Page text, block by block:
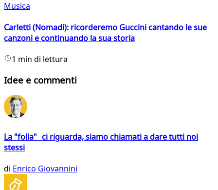
Musica
Carletti (Nomadi): ricorderemo Guccini cantando le sue
canzoni e continuando la sua storia
1 min di lettura
Idee e commenti
La "folla" ci riguarda, siamo chiamati a dare tutti noi
stessi
di Enrico Giovannini